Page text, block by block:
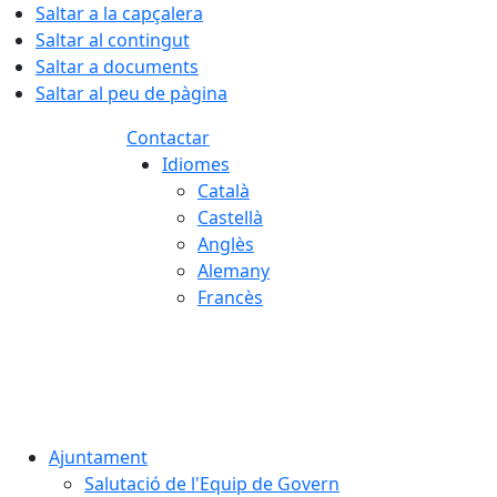
Saltar a la capçalera
Saltar al contingut
Saltar a documents
Saltar al peu de pàgina
Contactar
Idiomes
Català
Castellà
Anglès
Alemany
Francès
Ajuntament
Salutació de l'Equip de Govern